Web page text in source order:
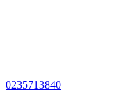
0235713840